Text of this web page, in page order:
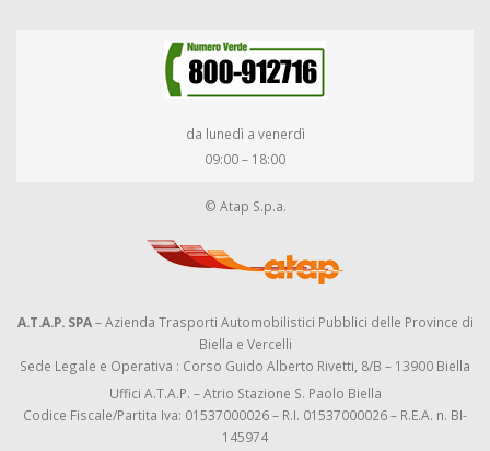
da lunedì a venerdì
09:00 – 18:00
© Atap S.p.a.
A.T.A.P. SPA– Azienda Trasporti Automobilistici Pubblici delle Province di
Biella e Vercelli
Sede Legale e Operativa : Corso Guido Alberto Rivetti, 8/B – 13900 Biella
Uffici A.T.A.P. – Atrio Stazione S. Paolo Biella
Codice Fiscale/Partita Iva: 01537000026 – R.I. 01537000026 – R.E.A. n. BI-
145974